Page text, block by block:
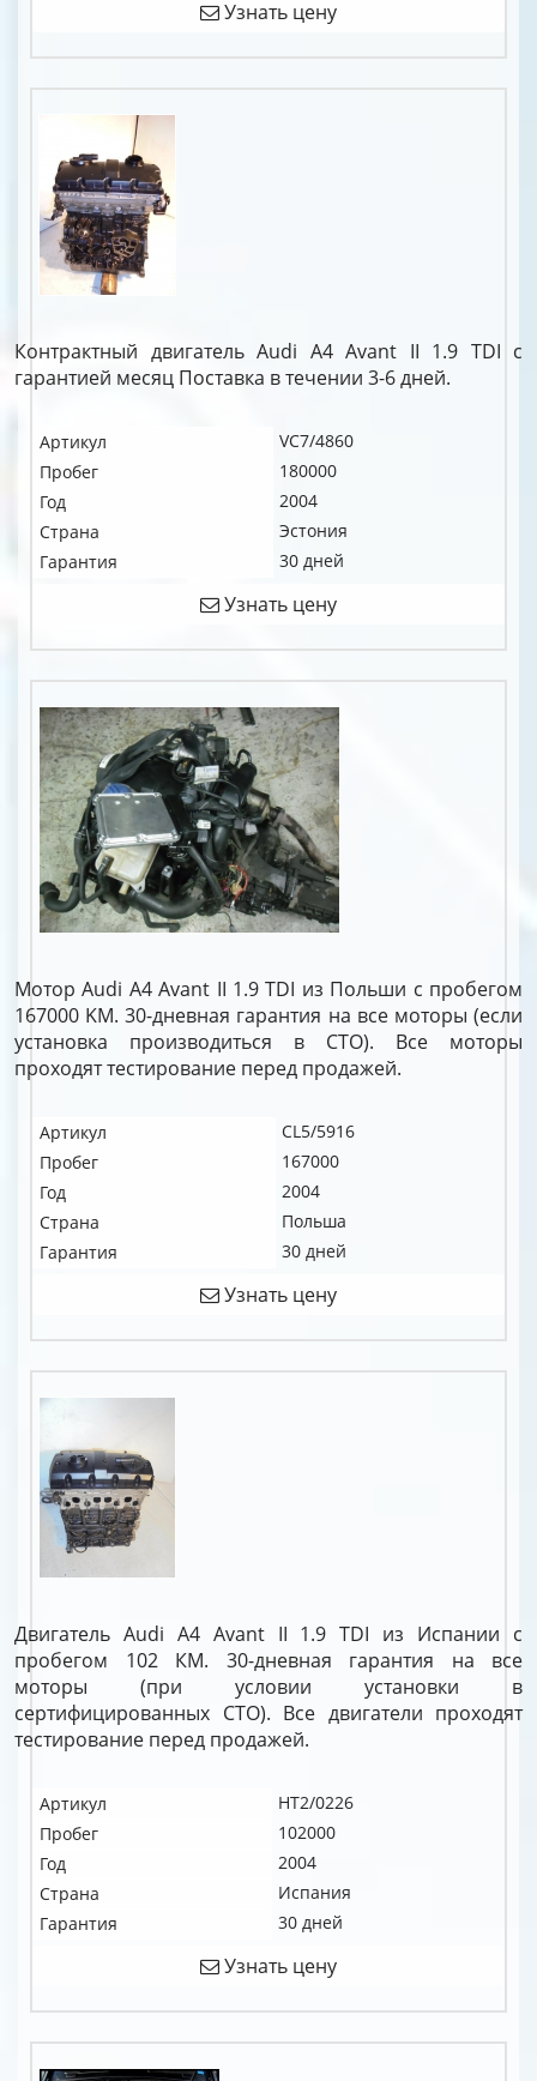
Узнать цену
Контрактный двигатель Audi A4 Avant II 1.9 TDI c
гарантией месяц Поставка в течении 3-6 дней.
Артикул
VC7/4860
Пробег
180000
Год
2004
Страна
Эстония
Гарантия
30 дней
Узнать цену
Мотор Audi A4 Avant II 1.9 TDI из Польши с пробегом
167000 KM. 30-дневная гарантия на все моторы (если
установка производиться в СТО). Все моторы
проходят тестирование перед продажей.
Артикул
CL5/5916
Пробег
167000
Год
2004
Страна
Польша
Гарантия
30 дней
Узнать цену
Двигатель Audi A4 Avant II 1.9 TDI из Испании с
пробегом 102 КМ. 30-дневная гарантия на все
моторы (при условии установки в
сертифицированных СТО). Все двигатели проходят
тестирование перед продажей.
Артикул
HT2/0226
Пробег
102000
Год
2004
Страна
Испания
Гарантия
30 дней
Узнать цену